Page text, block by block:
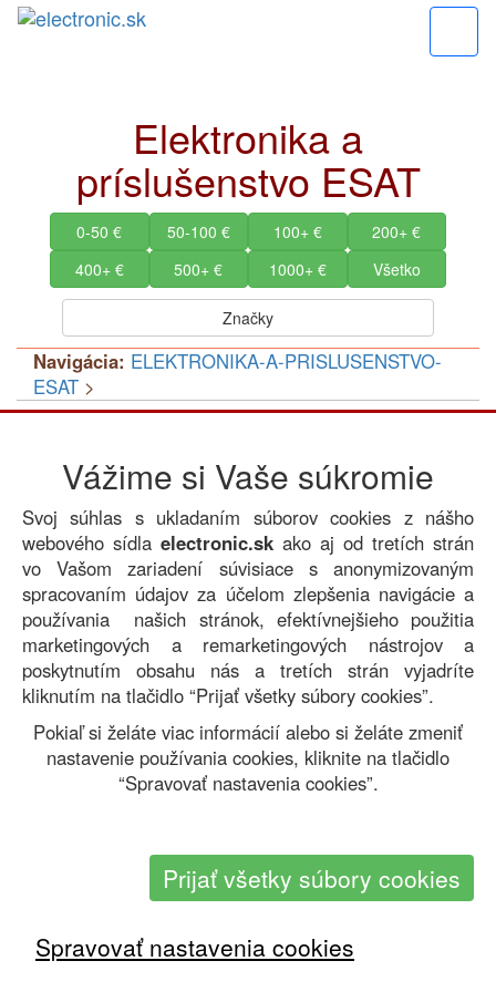
Elektronika a
príslušenstvo ESAT
0-50 € 50-100 € 100+ €
200+ €
400+ €
500+ € 1000+ € Všetko
Značky
Navigácia: ELEKTRONIKA-A-PRISLUSENSTVO-
ESAT >
Copyright.sk © by Web. All rights reserved. |Zásady
ochrany osobných údajov|Súbory cookies
V prípade Vašich otázok nás prosímkontaktujte tu
Vážime si Vaše súkromie
Svoj súhlas s ukladaním súborov cookies z nášho
webového sídla electronic.sk ako aj od tretích strán
vo Vašom zariadení súvisiace s anonymizovaným
spracovaním údajov za účelom zlepšenia navigácie a
používania našich stránok, efektívnejšieho použitia
marketingových a remarketingových nástrojov a
poskytnutím obsahu nás a tretích strán vyjadríte
kliknutím na tlačidlo “Prijať všetky súbory cookies”.
Pokiaľ si želáte viac informácií alebo si želáte zmeniť
nastavenie používania cookies, kliknite na tlačidlo
“Spravovať nastavenia cookies”.
Prijať všetky súbory cookies
Spravovať nastavenia cookies